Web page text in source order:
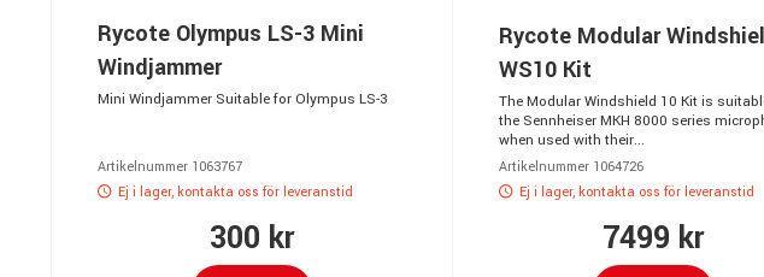
Rycote Olympus LS-3 Mini
Windjammer
Mini Windjammer Suitable for Olympus LS-3
Artikelnummer 1063767
Ej i lager, kontakta oss för leveranstid
300 kr
Rycote Modular
WS10 Kit
The Modular Windshield 10 Kit is
the Sennheiser MKH 8000 series
when used with their...
Artikelnummer 1064726
Ej i lager, kontakta oss för leveranstid
7499 kr